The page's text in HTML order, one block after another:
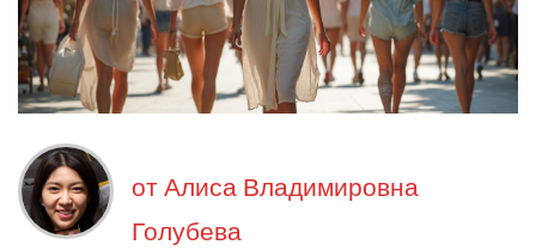
отАлиса Владимировна
Голубева